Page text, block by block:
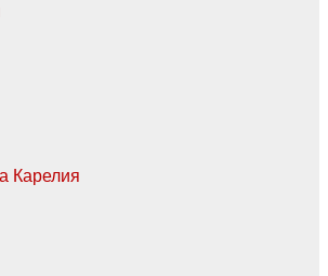
Карелия